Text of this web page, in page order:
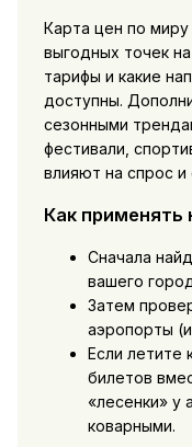
Карта цен по
выгодных точек
тарифы и какие
доступны.
сезонными
фестивали,
влияют на спрос и
Как применять
Сначала
вашего
Затем
аэропорты
Если летите
билетов
«лесенки» у
коварными.